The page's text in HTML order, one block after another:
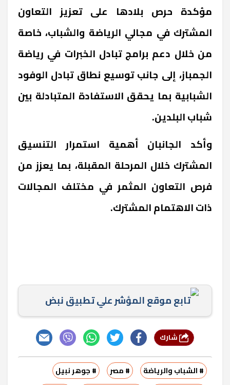
مؤكدة حرص بلادها على تعزيز التعاون
المشترك في مجالي الرياضة والشباب، خاصة
من خلال دعم برامج تبادل الخبرات في رياضة
الجمباز، إلى جانب توسيع نطاق تبادل الوفود
الشبابية بما يحقق الاستفادة المتبادلة بين
شباب البلدين.
وأكد الجانبان أهمية استمرار التنسيق
المشترك خلال المرحلة المقبلة، بما يعزز من
فرص التعاون المثمر في مختلف المجالات
ذات الاهتمام المشترك.
تابع موقع المؤشر علي تطبيق نبض
# الشباب والرياضة # مصر # جوهر نبيل